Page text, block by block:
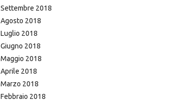
Settembre 2018
Agosto 2018
Luglio 2018
Giugno 2018
Maggio 2018
Aprile 2018
Marzo 2018
Febbraio 2018